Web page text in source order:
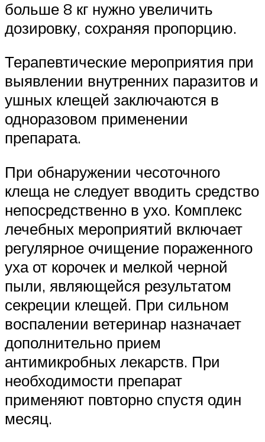
больше 8 кг нужно увеличить
дозировку, сохраняя пропорцию.
Терапевтические мероприятия при
выявлении внутренних паразитов и
ушных клещей заключаются в
одноразовом применении
препарата.
При обнаружении чесоточного
клеща не следует вводить средство
непосредственно в ухо. Комплекс
лечебных мероприятий включает
регулярное очищение пораженного
уха от корочек и мелкой черной
пыли, являющейся результатом
секреции клещей. При сильном
воспалении ветеринар назначает
дополнительно прием
антимикробных лекарств. При
необходимости препарат
применяют повторно спустя один
месяц.